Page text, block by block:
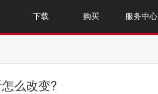
下载 购买 服务中心
么改变?